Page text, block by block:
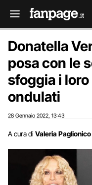
Donatella
posa con le
sfoggia i
ondulati
28 Gennaio 2022 13:43
A cura di Valeria Paglionico